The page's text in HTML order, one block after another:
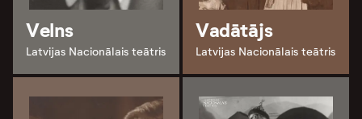
Velns
Latvijas Nacionālais teātris
Vadātājs
Latvijas Nacionālais teātris